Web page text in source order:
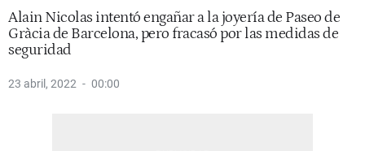
Alain Nicolas intentó engañar a la joyería de Paseo de
Gràcia de Barcelona, pero fracasó por las medidas de
seguridad
23 abril, 2022 00:00